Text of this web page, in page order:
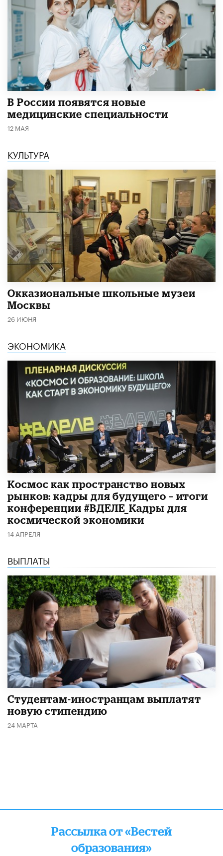
В России появятся новые
медицинские специальности
12 МАЯ
КУЛЬТУРА
​Окказиональные школьные музеи
Москвы
26 ИЮНЯ
ЭКОНОМИКА
Космос как пространство новых
рынков: кадры для будущего – итоги
конференции #ВДЕЛЕ_Кадры для
космической экономики
14 АПРЕЛЯ
ВЫПЛАТЫ
Студентам-иностранцам выплатят
новую стипендию
24 МАРТА
Рассылка от «Вестей
образования»